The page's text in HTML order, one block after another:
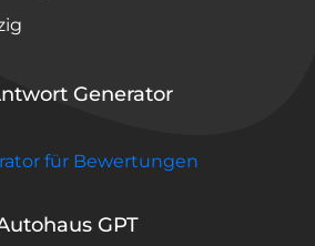
Generator
für Bewertungen
GPT